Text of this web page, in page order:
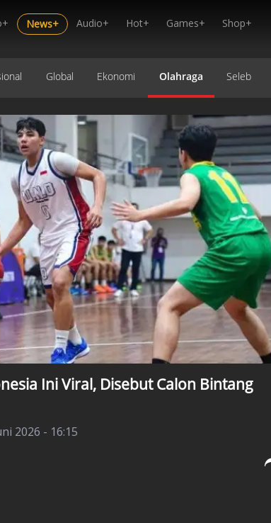
News+ Audio+ Hot+ Games+ Shop+
Global Ekonomi Olahraga Seleb
Ini Viral, Disebut Calon Bintang
2026 - 16:15